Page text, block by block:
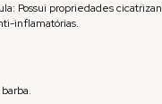
Possui propriedades
inflamatórias.